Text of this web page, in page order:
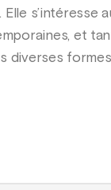
et
diverses